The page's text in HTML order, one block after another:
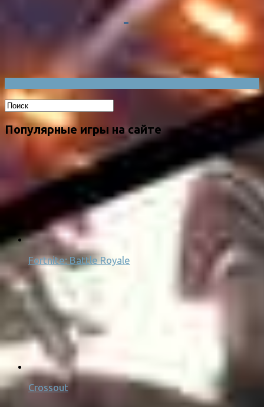
Популярные игры на сайте
Fortnite: Battle Royale
Crossout